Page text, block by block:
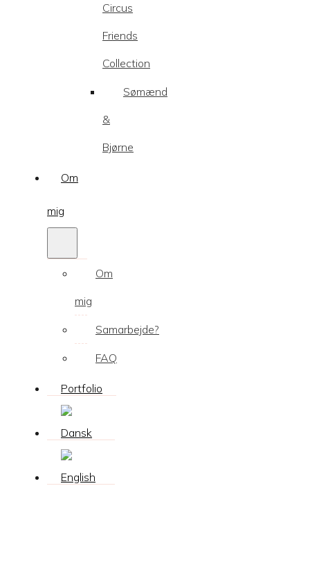
Circus
Friends
Collection
Sømænd
&
Bjørne
Om
mig
Om
mig
Samarbejde?
FAQ
Portfolio